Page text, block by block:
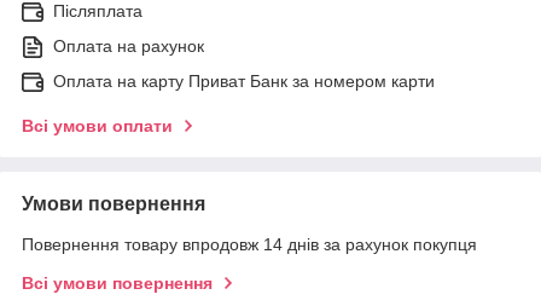
Післяплата
Оплата на рахунок
Оплата на карту Приват Банк за номером карти
Всі умови оплати
Умови повернення
Повернення товару впродовж 14 днів за рахунок покупця
Всі умови повернення